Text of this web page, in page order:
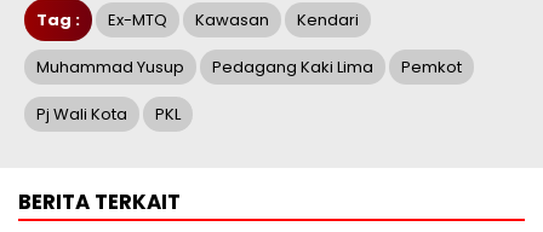
Tag : Ex-MTQ Kawasan Kendari
Muhammad Yusup Pedagang Kaki Lima Pemkot
Pj Wali Kota PKL
BERITA TERKAIT